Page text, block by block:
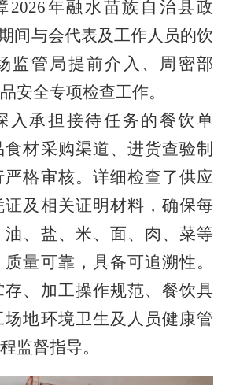
2026年融水苗族自治县政
间与会代表及工作人员的饮
监管局提前介入、周密部
安全专项检查工作。
入承担接待任务的餐饮单
材采购渠道、进货查验制
严格审核。详细检查了供应
及相关证明材料，确保每
、盐、米、面、肉、菜等
量可靠，具备可追溯性。
存、加工操作规范、餐饮具
地环境卫生及人员健康管
监督指导。